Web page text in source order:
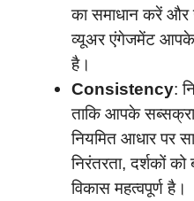
का समाधान करें
व्यूअर एंगेजमेंट आपके
है।
Consistency:
ताकि आपके
नियमित आधार पर
निरंतरता, दर्शकों
विकास महत्‍वपूर्ण है।